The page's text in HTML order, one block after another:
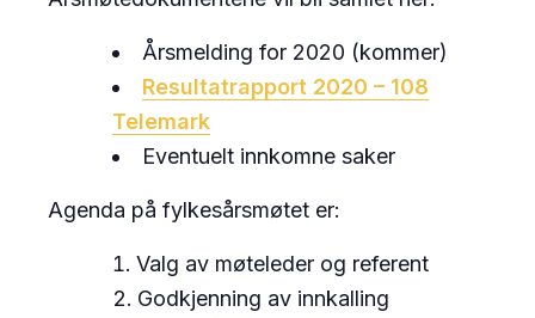
Årsmelding for 2020 (kommer)
Resultatrapport 2020 – 108
Telemark
Eventuelt innkomne saker
Agenda på fylkesårsmøtet er:
Valg av møteleder og referent
Godkjenning av innkalling